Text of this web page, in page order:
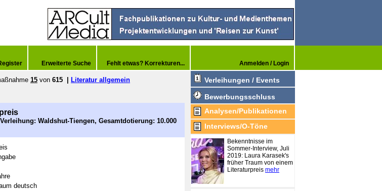
Erweiterte Suche Fehlt etwas? Korrekturen... Anmelden / Login
15 von 615 Literatur allgemein
Waldshut-Tiengen, Gesamtdotierung: 10.000
deutsch
Verleihungen / Events
Bewerbungsschluss
Analysen/Publikationen
Interviews/O-Töne
Bekenntnisse im
Sommer-Interview, Juli
2019: Laura Karasek's
früher Traum von einem
Literaturpreis mehr